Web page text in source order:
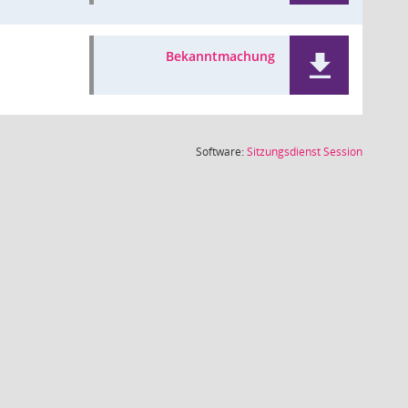
Bekanntmachung
Software:SitzungsdienstSession(Wird in